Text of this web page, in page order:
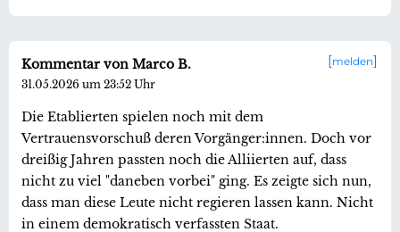
melden
Kommentar von Marco B.
31.05.2026 um 23:52 Uhr
Die Etablierten spielen noch mit dem
Vertrauensvorschuß deren Vorgänger:innen. Doch vor
dreißig Jahren passten noch die Alliierten auf, dass
nicht zu viel "daneben vorbei" ging. Es zeigte sich nun,
dass man diese Leute nicht regieren lassen kann. Nicht
in einem demokratisch verfassten Staat.